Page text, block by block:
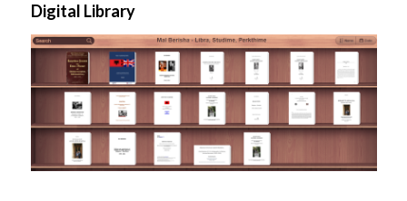
Digital Library